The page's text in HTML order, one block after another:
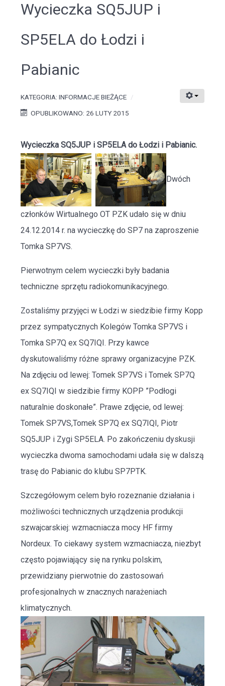
Wycieczka SQ5JUP i
SP5ELA do Łodzi i
Pabianic
KATEGORIA: INFORMACJE BIEŻĄCE
OPUBLIKOWANO: 26 LUTY 2015
Wycieczka SQ5JUP i SP5ELA do Łodzi i Pabianic.
Dwóch
członków Wirtualnego OT PZK udało się w dniu
24.12.2014 r. na wycieczkę do SP7 na zaproszenie
Tomka SP7VS.
Pierwotnym celem wycieczki były badania
techniczne sprzętu radiokomunikacyjnego.
Zostaliśmy przyjęci w Łodzi w siedzibie firmy Kopp
przez sympatycznych Kolegów Tomka SP7VS i
Tomka SP7Q ex SQ7IQI. Przy kawce
dyskutowaliśmy różne sprawy organizacyjne PZK.
Na zdjęciu od lewej: Tomek SP7VS i Tomek SP7Q
ex SQ7IQI w siedzibie firmy KOPP ”Podłogi
naturalnie doskonałe”. Prawe zdjęcie, od lewej:
Tomek SP7VS,Tomek SP7Q ex SQ7IQI, Piotr
SQ5JUP i Zygi SP5ELA. Po zakończeniu dyskusji
wycieczka dwoma samochodami udała się w dalszą
trasę do Pabianic do klubu SP7PTK.
Szczegółowym celem było rozeznanie działania i
możliwości technicznych urządzenia produkcji
szwajcarskiej: wzmacniacza mocy HF firmy
Nordeux. To ciekawy system wzmacniacza, niezbyt
często pojawiający się na rynku polskim,
przewidziany pierwotnie do zastosowań
profesjonalnych w znacznych narażeniach
klimatycznych.